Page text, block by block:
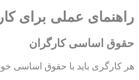
راهنمای عملی برای
حقوق اساسی کارگران
هر کارگری باید با حقوق اساسی